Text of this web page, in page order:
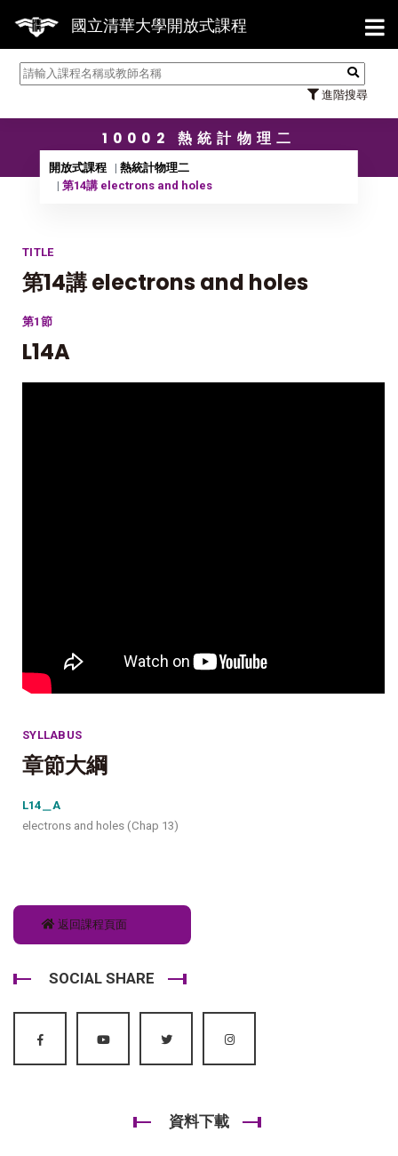
國立清華大學開放式課程
進階搜尋
【
10002 熱統計物理二
開放式課程
熱統計物理二
第14講 electrons and holes
TITLE
第14講 electrons and holes
第1節
L14A
SYLLABUS
章節大綱
L14＿A
electrons and holes (Chap 13)
返回課程頁面
SOCIAL SHARE
資料下載